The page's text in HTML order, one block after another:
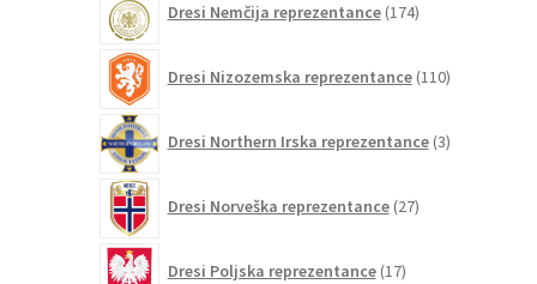
Dresi Nemčija reprezentance 174izdelkov
Dresi Nizozemska reprezentance 110izdelkov
Dresi Northern Irska reprezentance 3izdelki
Dresi Norveška reprezentance 27izdelkov
Dresi Poljska reprezentance 17